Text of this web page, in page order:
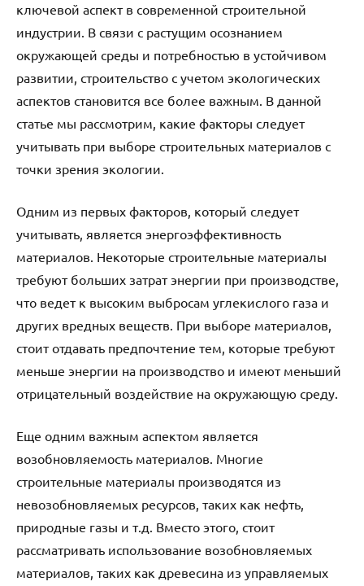
ключевой аспект в современной строительной
индустрии. В связи с растущим осознанием
окружающей среды и потребностью в устойчивом
развитии, строительство с учетом экологических
аспектов становится все более важным. В данной
статье мы рассмотрим, какие факторы следует
учитывать при выборе строительных материалов с
точки зрения экологии.
Одним из первых факторов, который следует
учитывать, является энергоэффективность
материалов. Некоторые строительные материалы
требуют больших затрат энергии при производстве,
что ведет к высоким выбросам углекислого газа и
других вредных веществ. При выборе материалов,
стоит отдавать предпочтение тем, которые требуют
меньше энергии на производство и имеют меньший
отрицательный воздействие на окружающую среду.
Еще одним важным аспектом является
возобновляемость материалов. Многие
строительные материалы производятся из
невозобновляемых ресурсов, таких как нефть,
природные газы и т.д. Вместо этого, стоит
рассматривать использование возобновляемых
материалов, таких как древесина из управляемых